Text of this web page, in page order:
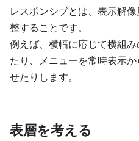
レスポンシブとは、表示解
整することです。
例えば、横幅に応じて横組
たり、メニューを常時表示
せたりします。
表層を考える